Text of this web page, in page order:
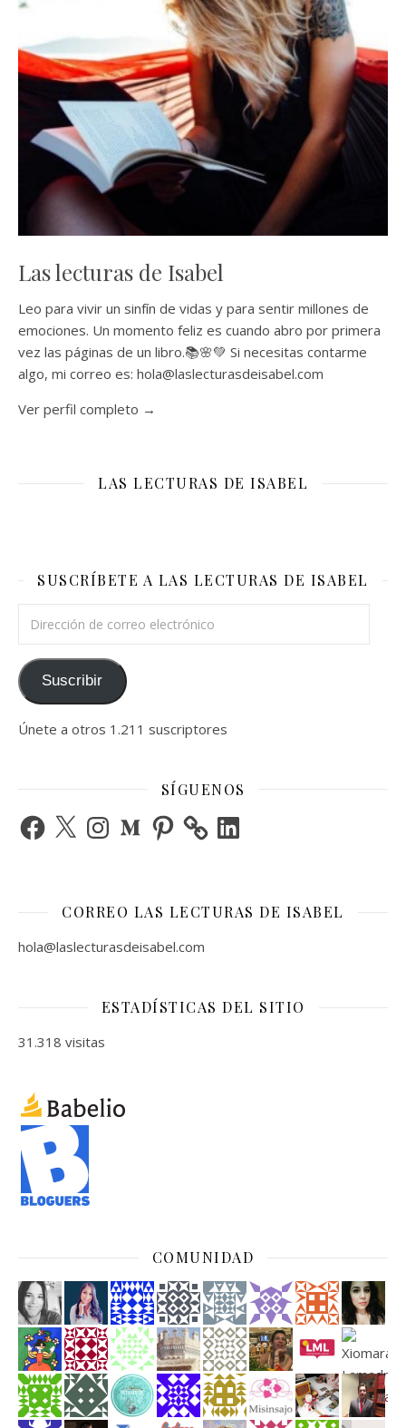
Las lecturas de Isabel
Leo para vivir un sinfín de vidas y para sentir millones de
emociones. Un momento feliz es cuando abro por primera
vez las páginas de un libro.📚🌸💚 Si necesitas contarme
algo, mi correo es: hola@laslecturasdeisabel.com
Ver perfil completo →
LAS LECTURAS DE ISABEL
SUSCRÍBETE A LAS LECTURAS DE ISABEL
Suscribir
Únete a otros 1.211 suscriptores
SÍGUENOS
Facebook
X InstagramMediumPinterest LinkedIn
CORREO LAS LECTURAS DE ISABEL
hola@laslecturasdeisabel.com
ESTADÍSTICAS DEL SITIO
31.318 visitas
COMUNIDAD